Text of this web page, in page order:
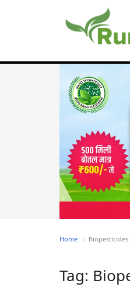
Home Biopesticides
Tag: